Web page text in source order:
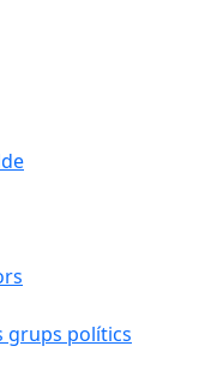
grups polítics